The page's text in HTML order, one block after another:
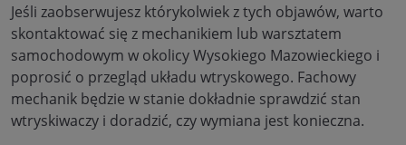
Jeśli zaobserwujesz którykolwiek z tych objawów, warto
skontaktować się z mechanikiem lub warsztatem
samochodowym w okolicy Wysokiego Mazowieckiego i
poprosić o przegląd układu wtryskowego. Fachowy
mechanik będzie w stanie dokładnie sprawdzić stan
wtryskiwaczy i doradzić, czy wymiana jest konieczna.